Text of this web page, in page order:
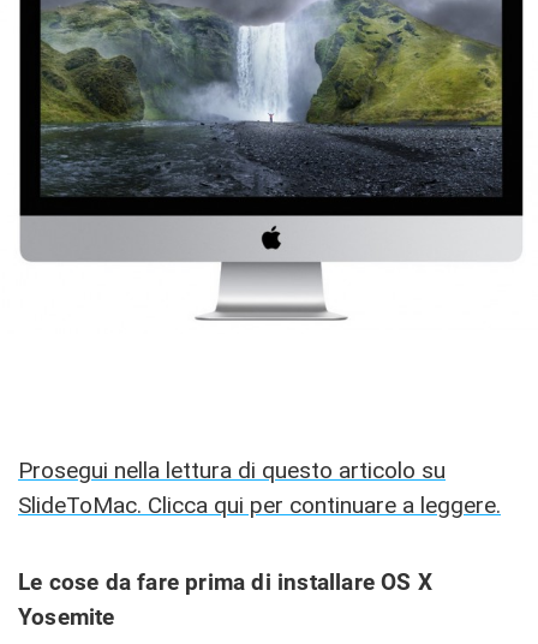
Prosegui nella lettura di questo articolo su
SlideToMac. Clicca qui per continuare a leggere.
Le cose da fare prima di installare OS X
Yosemite